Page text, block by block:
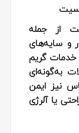
از جمله
و سایه‌های
خدمات گریم
به‌گونه‌ای
نیز ایمن
یا آلرژی